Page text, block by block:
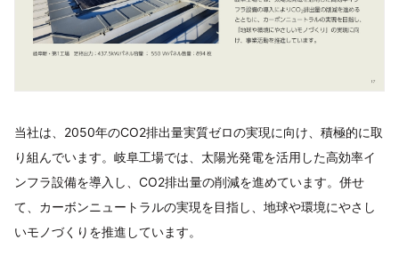
当社は、2050年のCO2排出量実質ゼロの実現に向け、積極的に取
り組んでいます。岐阜工場では、太陽光発電を活用した高効率イ
ンフラ設備を導入し、CO2排出量の削減を進めています。併せ
て、カーボンニュートラルの実現を目指し、地球や環境にやさし
いモノづくりを推進しています。